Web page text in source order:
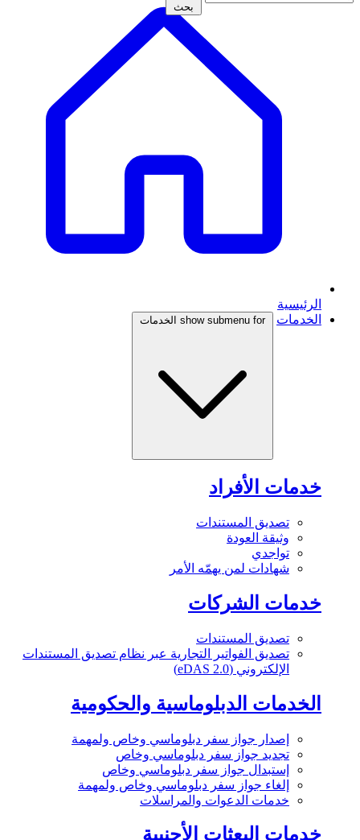
بحث
الرئيسية
الخدمات
show submenu for الخدمات
خدمات الأفراد
تصديق المستندات
وثيقة العودة
تواجدي
شهادات لمن يهمّه الأمر
خدمات الشركات
تصديق المستندات
تصديق الفواتير التجارية عبر نظام تصديق المستندات
الإلكتروني (eDAS 2.0)
الخدمات الدبلوماسية والحكومية
إصدار جواز سفر دبلوماسي وخاص ولمهمة
تجديد جواز سفر دبلوماسي وخاص
إستبدال جواز سفر دبلوماسي وخاص
إلغاء جواز سفر دبلوماسي وخاص ولمهمة
خدمات الدعوات والمراسلات
خدمات البعثات الأجنبية